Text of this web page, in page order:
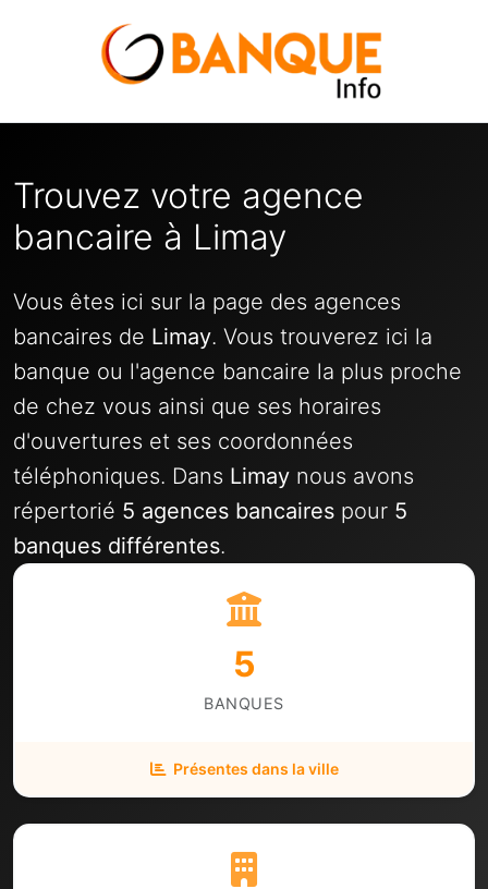
Trouvez votre agence
bancaire à Limay
Vous êtes ici sur la page des agences
bancaires de Limay. Vous trouverez ici la
banque ou l'agence bancaire la plus proche
de chez vous ainsi que ses horaires
d'ouvertures et ses coordonnées
téléphoniques. Dans Limay nous avons
répertorié 5 agences bancaires pour 5
banques différentes.
5
BANQUES
Présentes dans la ville